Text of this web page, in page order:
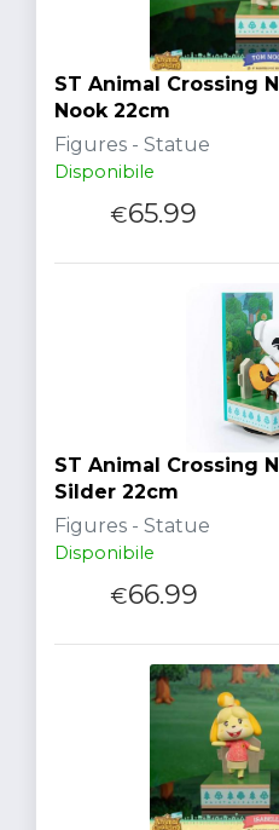
ST Animal Crossing
Nook 22cm
Figures - Statue
Disponibile
€65.99
ST Animal Crossing
Silder 22cm
Figures - Statue
Disponibile
€66.99